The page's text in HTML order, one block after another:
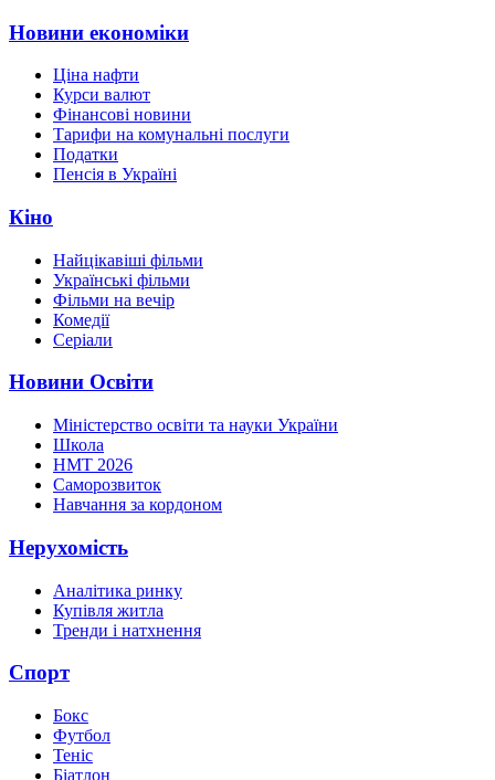
Новини економіки
Ціна нафти
Курси валют
Фінансові новини
Тарифи на комунальні послуги
Податки
Пенсія в Україні
Кіно
Найцікавіші фільми
Українські фільми
Фільми на вечір
Комедії
Серіали
Новини Освіти
Міністерство освіти та науки України
Школа
НМТ 2026
Саморозвиток
Навчання за кордоном
Нерухомість
Аналітика ринку
Купівля житла
Тренди і натхнення
Спорт
Бокс
Футбол
Теніс
Біатлон